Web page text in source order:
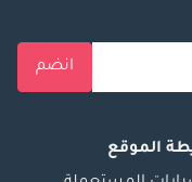
انضم
الموقع